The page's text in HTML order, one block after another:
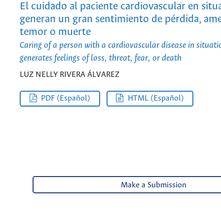
El cuidado al paciente cardiovascular en
generan un gran sentimiento de pérdida,
temor o muerte
Caring of a person with a cardiovascular disease in
generates feelings of loss, threat, fear, or death
LUZ NELLY RIVERA ÁLVAREZ
PDF (Español) HTML (Español)
Make a Submission